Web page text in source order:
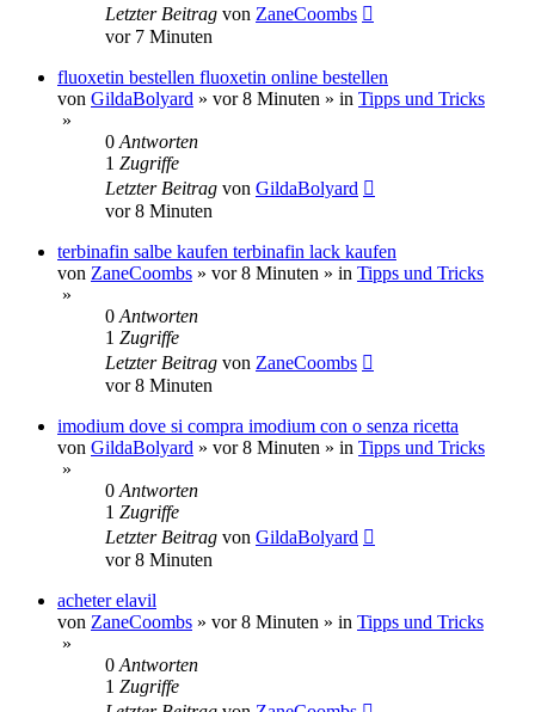
Letzter Beitrag von ZaneCoombs
vor 7 Minuten
fluoxetin bestellen fluoxetin online bestellen
von GildaBolyard » vor 8 Minuten » in Tipps und Tricks
»
0 Antworten
1 Zugriffe
Letzter Beitrag von GildaBolyard
vor 8 Minuten
terbinafin salbe kaufen terbinafin lack kaufen
von ZaneCoombs » vor 8 Minuten » in Tipps und Tricks
»
0 Antworten
1 Zugriffe
Letzter Beitrag von ZaneCoombs
vor 8 Minuten
imodium dove si compra imodium con o senza ricetta
von GildaBolyard » vor 8 Minuten » in Tipps und Tricks
»
0 Antworten
1 Zugriffe
Letzter Beitrag von GildaBolyard
vor 8 Minuten
acheter elavil
von ZaneCoombs » vor 8 Minuten » in Tipps und Tricks
»
0 Antworten
1 Zugriffe